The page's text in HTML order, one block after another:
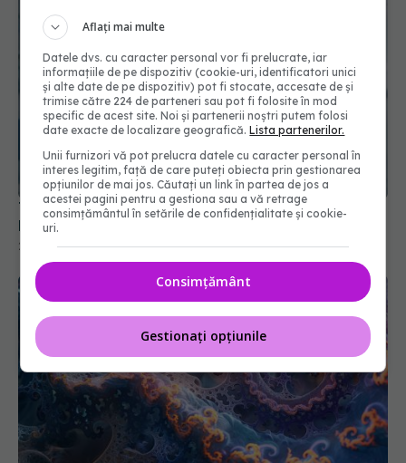
Trei tipuri de cancer cu mortalitate în creștere.
Medicii lansează un avertisment
20 mar 2026, 10:54
Aflați mai multe
Datele dvs. cu caracter personal vor fi prelucrate, iar
informațiile de pe dispozitiv (cookie-uri, identificatori unici
și alte date de pe dispozitiv) pot fi stocate, accesate de și
trimise către 224 de parteneri sau pot fi folosite în mod
specific de acest site. Noi și partenerii noștri putem folosi
date exacte de localizare geografică.Lista partenerilor.
Unii furnizori vă pot prelucra datele cu caracter personal în
interes legitim, față de care puteți obiecta prin gestionarea
opțiunilor de mai jos. Căutați un link în partea de jos a
acestei pagini pentru a gestiona sau a vă retrage
consimțământul în setările de confidențialitate și cookie-
uri.
Consimțământ
Gestionați opțiunile